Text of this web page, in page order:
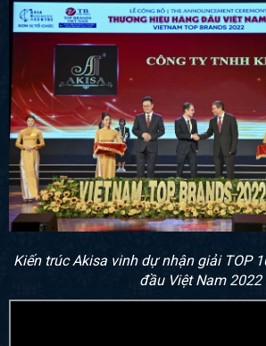
Kiến trúc Akisa vinh dự nhận giải TOP
đầu Việt Nam 2022